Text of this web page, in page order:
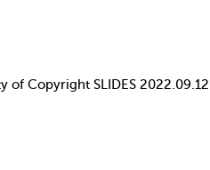
of Copyright SLIDES 2022.09.12